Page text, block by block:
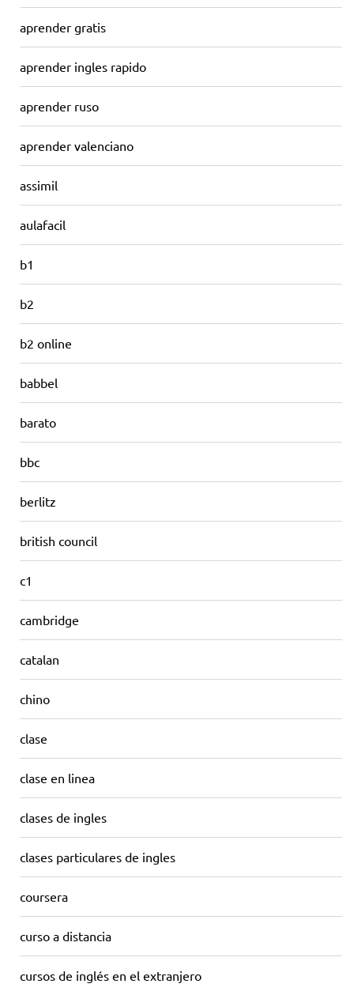
aprender gratis
aprender ingles rapido
aprender ruso
aprender valenciano
assimil
aulafacil
b1
b2
b2 online
babbel
barato
bbc
berlitz
british council
c1
cambridge
catalan
chino
clase
clase en linea
clases de ingles
clases particulares de ingles
coursera
curso a distancia
cursos de inglés en el extranjero